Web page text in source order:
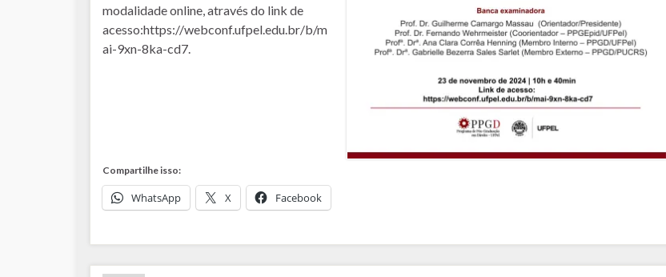
modalidade online, através do link de
acesso:https://webconf.ufpel.edu.br/b/m
ai-9xn-8ka-cd7.
Compartilhe isso:
WhatsApp X Facebook